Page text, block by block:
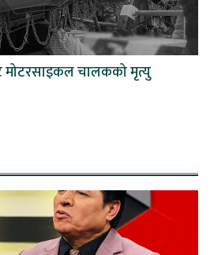
मोटरसाइकल चालकको मृत्यु